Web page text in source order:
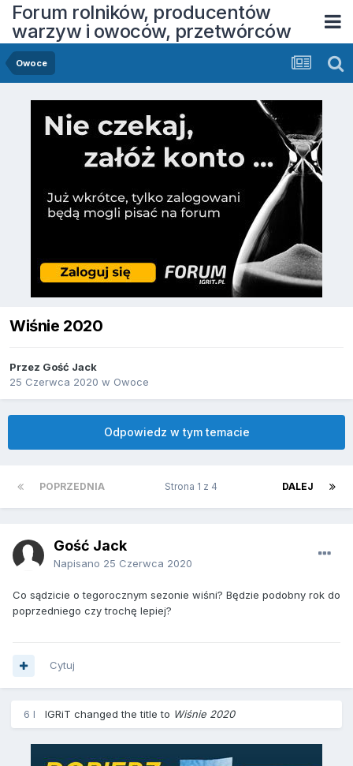
Forum rolników, producentów
warzyw i owoców, przetwórców
Owoce
Wiśnie 2020
Przez Gość Jack
25 Czerwca 2020 w Owoce
Odpowiedz w tym temacie
POPRZEDNIA DALEJ
Strona 1 z 4
Gość Jack
Napisano 25 Czerwca 2020
Co sądzicie o tegorocznym sezonie wiśni? Będzie podobny rok do
poprzedniego czy trochę lepiej?
Cytuj
6 l IGRiT changed the title to Wiśnie 2020